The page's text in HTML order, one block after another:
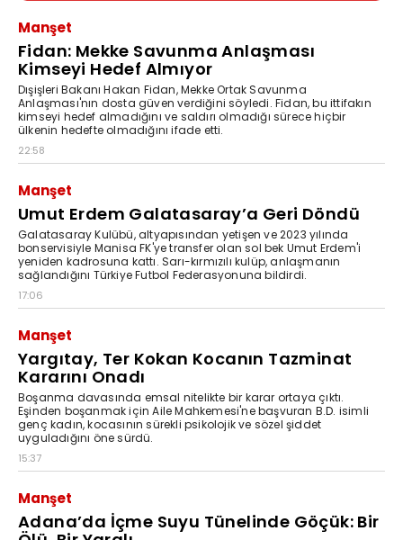
Manşet
Fidan: Mekke Savunma Anlaşması
Kimseyi Hedef Almıyor
Dışişleri Bakanı Hakan Fidan, Mekke Ortak Savunma
Anlaşması'nın dosta güven verdiğini söyledi. Fidan, bu ittifakın
kimseyi hedef almadığını ve saldırı olmadığı sürece hiçbir
ülkenin hedefte olmadığını ifade etti.
22:58
Manşet
Umut Erdem Galatasaray’a Geri Döndü
Galatasaray Kulübü, altyapısından yetişen ve 2023 yılında
bonservisiyle Manisa FK'ye transfer olan sol bek Umut Erdem'i
yeniden kadrosuna kattı. Sarı-kırmızılı kulüp, anlaşmanın
sağlandığını Türkiye Futbol Federasyonuna bildirdi.
17:06
Manşet
Yargıtay, Ter Kokan Kocanın Tazminat
Kararını Onadı
Boşanma davasında emsal nitelikte bir karar ortaya çıktı.
Eşinden boşanmak için Aile Mahkemesi'ne başvuran B.D. isimli
genç kadın, kocasının sürekli psikolojik ve sözel şiddet
uyguladığını öne sürdü.
15:37
Manşet
Adana’da İçme Suyu Tünelinde Göçük: Bir